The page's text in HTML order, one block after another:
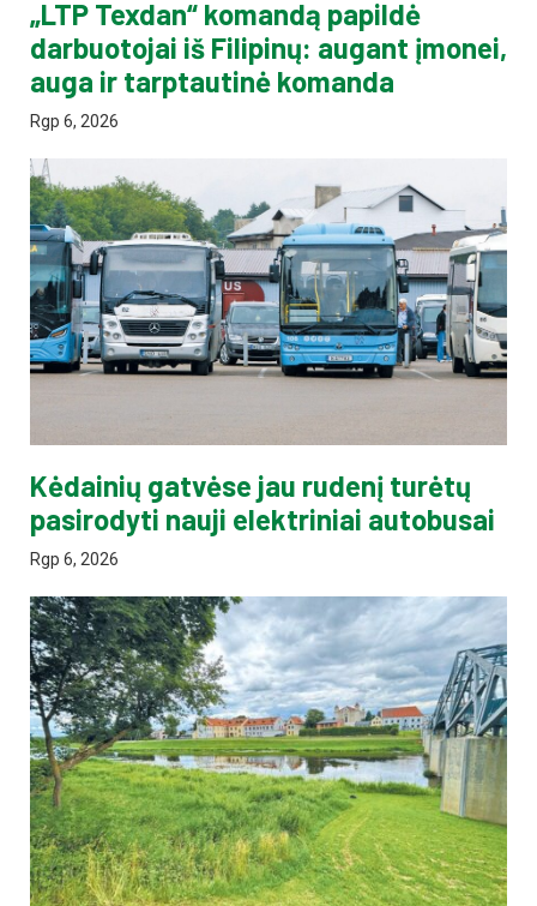
„LTP Texdan“ komandą papildė
darbuotojai iš Filipinų: augant įmonei,
auga ir tarptautinė komanda
Rgp 6, 2026
Kėdainių gatvėse jau rudenį turėtų
pasirodyti nauji elektriniai autobusai
Rgp 6, 2026